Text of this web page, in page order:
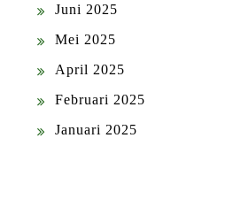
Juni 2025
Mei 2025
April 2025
Februari 2025
Januari 2025